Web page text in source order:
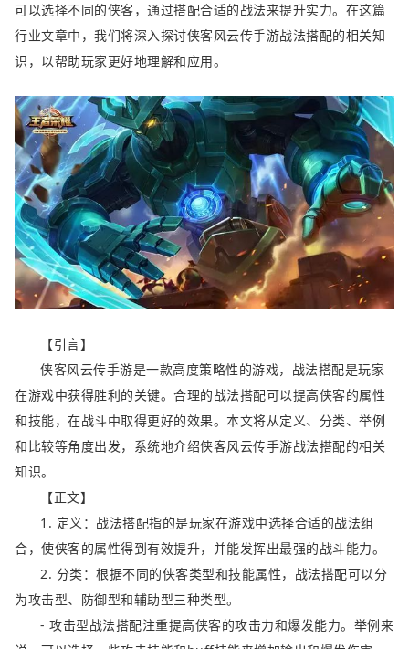
可以选择不同的侠客，通过搭配合适的战法来提升实力。在这篇
行业文章中，我们将深入探讨侠客风云传手游战法搭配的相关知
识，以帮助玩家更好地理解和应用。
【引言】
侠客风云传手游是一款高度策略性的游戏，战法搭配是玩家
在游戏中获得胜利的关键。合理的战法搭配可以提高侠客的属性
和技能，在战斗中取得更好的效果。本文将从定义、分类、举例
和比较等角度出发，系统地介绍侠客风云传手游战法搭配的相关
知识。
【正文】
1. 定义：战法搭配指的是玩家在游戏中选择合适的战法组
合，使侠客的属性得到有效提升，并能发挥出最强的战斗能力。
2. 分类：根据不同的侠客类型和技能属性，战法搭配可以分
为攻击型、防御型和辅助型三种类型。
- 攻击型战法搭配注重提高侠客的攻击力和爆发能力。举例来